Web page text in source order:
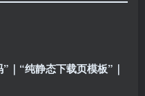
｜“纯静态下载页模板”｜